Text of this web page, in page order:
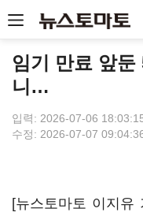
임기 만료 앞둔
니…
입력: 2026-07-06
수정: 2026-07-07
[뉴스토마토 이지유